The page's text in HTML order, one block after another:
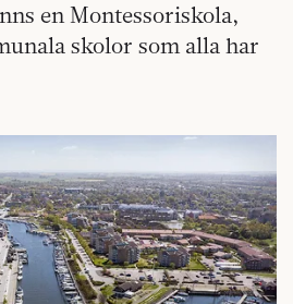
en Montessoriskola,
skolor som alla har